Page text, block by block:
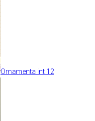
Ornamenta int 12